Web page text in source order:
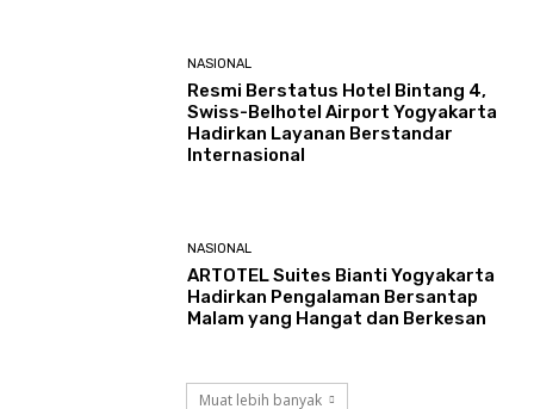
NASIONAL
Resmi Berstatus Hotel Bintang 4,
Swiss-Belhotel Airport Yogyakarta
Hadirkan Layanan Berstandar
Internasional
NASIONAL
ARTOTEL Suites Bianti Yogyakarta
Hadirkan Pengalaman Bersantap
Malam yang Hangat dan Berkesan
Muat lebih banyak